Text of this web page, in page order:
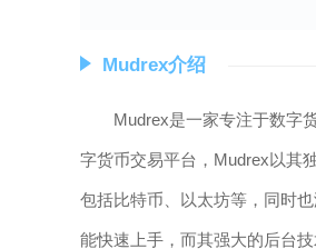
Mudrex介绍
Mudrex是一家专注于数字
字货币交易平台，Mudrex以其
包括比特币、以太坊等，同时
能快速上手，而其强大的后台